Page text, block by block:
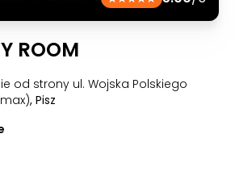
ROOM
od strony ul. Wojska Polskiego
, Pisz